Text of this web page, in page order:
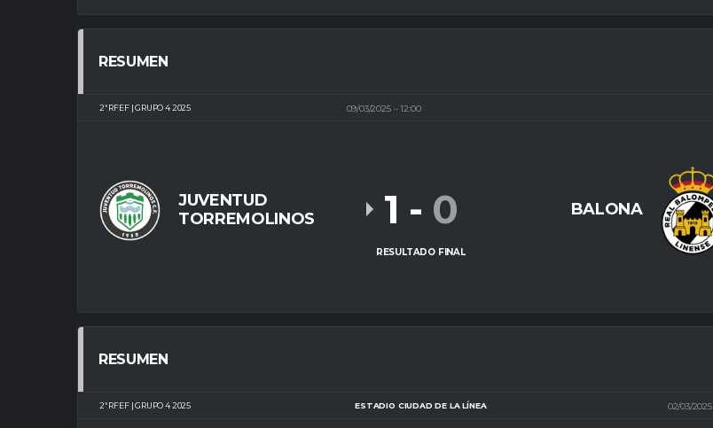
RESUMEN
2ª RFEF | GRUPO 4 2025 09/03/2025 12:00
JUVENTUD
TORREMOLINOS
BALONA
1 - 0
RESULTADO FINAL
RESUMEN
2ª RFEF | GRUPO 4 2025 ESTADIO CIUDAD DE LA LÍNEA 02/03/2025